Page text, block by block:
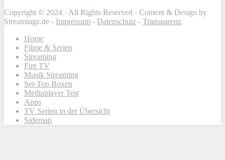
Copyright © 2024 · All Rights Reserved · Content & Design by
Streamingz.de - Impressum - Datenschutz - Transparenz
Home
Filme & Serien
Streaming
Fire TV
Musik Streaming
Set-Top Boxen
Mediaplayer Test
Apps
TV Serien in der Übersicht
Sidemap